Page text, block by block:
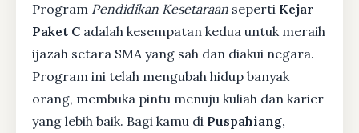
Program Pendidikan Kesetaraan seperti Kejar
Paket C adalah kesempatan kedua untuk meraih
ijazah setara SMA yang sah dan diakui negara.
Program ini telah mengubah hidup banyak
orang, membuka pintu menuju kuliah dan karier
yang lebih baik. Bagi kamu di Puspahiang,